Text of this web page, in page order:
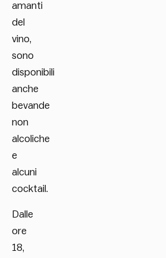
amanti
del
vino,
sono
disponibili
anche
bevande
non
alcoliche
e
alcuni
cocktail.
Dalle
ore
18,